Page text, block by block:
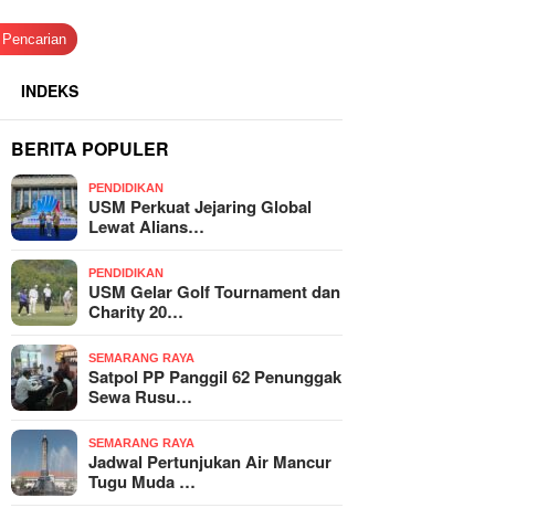
Pencarian
INDEKS
BERITA POPULER
PENDIDIKAN
USM Perkuat Jejaring Global
Lewat Alians…
PENDIDIKAN
USM Gelar Golf Tournament dan
Charity 20…
SEMARANG RAYA
Satpol PP Panggil 62 Penunggak
Sewa Rusu…
SEMARANG RAYA
Jadwal Pertunjukan Air Mancur
Tugu Muda …